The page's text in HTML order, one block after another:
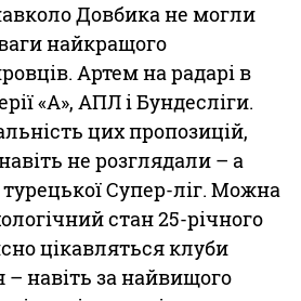
Довбика не могли
найкращого
Артем на радарі в
«А», АПЛ і Бундесліги.
цих пропозицій,
не розглядали – а
Супер-ліг. Можна
стан 25-річного
цікавляться клуби
– навіть за найвищого